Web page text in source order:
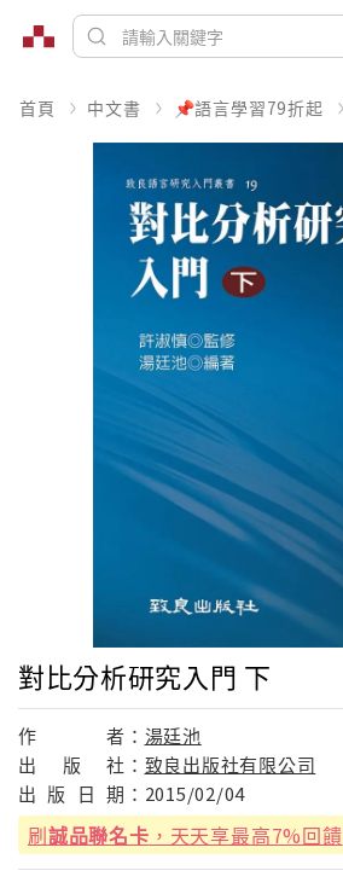
首頁 中文書 📌語言學習79折起
對比分析研究入門 下
作 者： 湯廷池
出
版 社： 致良出版社有限公司
出 版 日 期： 2015/02/04
刷誠品聯名卡 ，天天享最高7%回饋